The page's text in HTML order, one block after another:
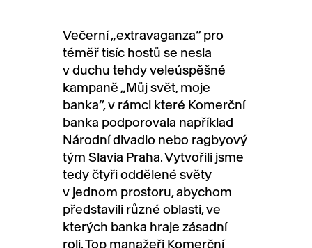
Večerní „extravaganza“ pro
téměř tisíc hostů se nesla
v duchu tehdy veleúspěšné
kampaně „Můj svět, moje
banka“, v rámci které Komerční
banka podporovala například
Národní divadlo nebo ragbyový
tým Slavia Praha. Vytvořili jsme
tedy čtyři oddělené světy
v jednom prostoru, abychom
představili různé oblasti, ve
kterých banka hraje zásadní
roli. Top manažeři Komerční